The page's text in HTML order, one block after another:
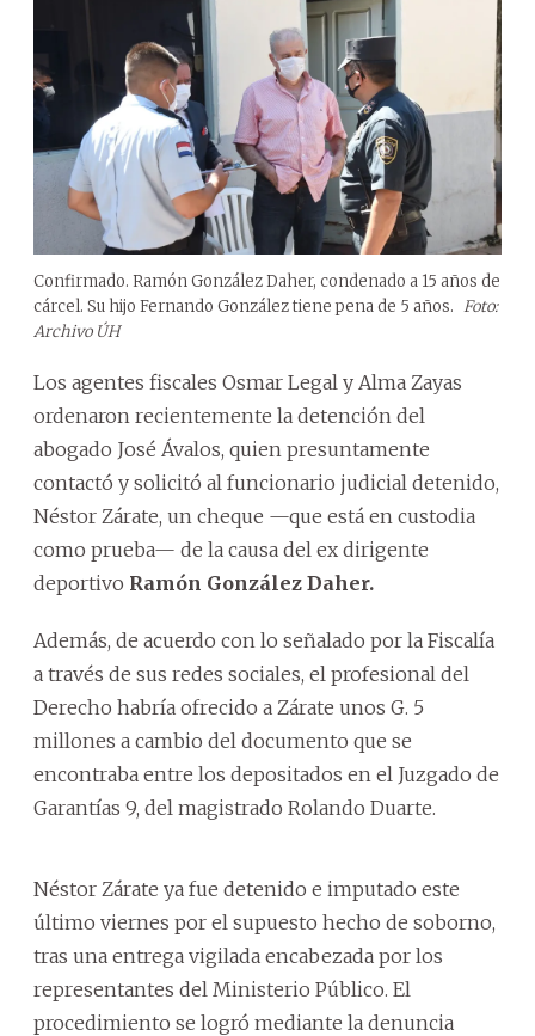
Confirmado. Ramón González Daher, condenado a 15 años de
cárcel. Su hijo Fernando González tiene pena de 5 años. Foto:
Archivo ÚH
Los agentes fiscales Osmar Legal y Alma Zayas
ordenaron recientemente la detención del
abogado José Ávalos, quien presuntamente
contactó y solicitó al funcionario judicial detenido,
Néstor Zárate, un cheque —que está en custodia
como prueba— de la causa del ex dirigente
deportivo Ramón González Daher.
Además, de acuerdo con lo señalado por la Fiscalía
a través de sus redes sociales, el profesional del
Derecho habría ofrecido a Zárate unos G. 5
millones a cambio del documento que se
encontraba entre los depositados en el Juzgado de
Garantías 9, del magistrado Rolando Duarte.
Néstor Zárate ya fue detenido e imputado este
último viernes por el supuesto hecho de soborno,
tras una entrega vigilada encabezada por los
representantes del Ministerio Público. El
procedimiento se logró mediante la denuncia